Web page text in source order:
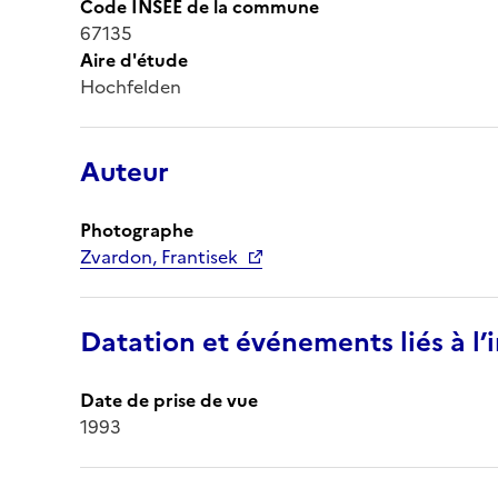
Code INSEE de la commune
67135
Aire d'étude
Hochfelden
Auteur
Photographe
Zvardon, Frantisek
Datation et événements liés à
Date de prise de vue
1993